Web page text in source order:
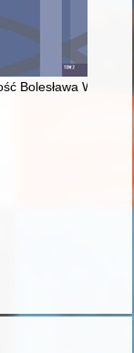
poznańskiej
Bolesława
Europe : case